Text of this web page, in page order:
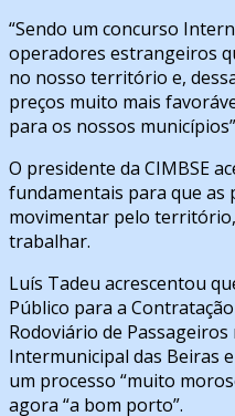
“Sendo um concurso
operadores estrangeiros
no nosso território e,
preços muito mais
para os nossos
O presidente da CIMBSE
fundamentais para que as
movimentar pelo
trabalhar.
Luís Tadeu acrescentou
Público para a
Rodoviário de
Intermunicipal das Beiras
um processo “muito
agora “a bom porto”.